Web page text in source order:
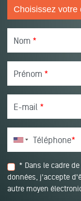
Nom *
Prénom *
E-mail *
Téléphone*
* Dans le cadre
données, j'accepte
autre moyen